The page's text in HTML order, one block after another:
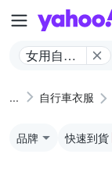
女用自行
自行車衣服
品牌 快速到貨